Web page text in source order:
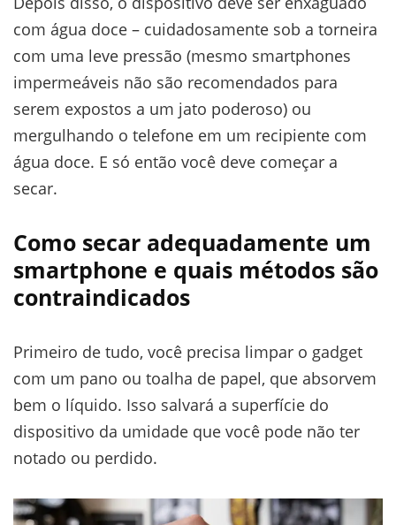
com água doce – cuidadosamente sob a torneira
com uma leve pressão (mesmo smartphones
impermeáveis não são recomendados para
serem expostos a um jato poderoso) ou
mergulhando o telefone em um recipiente com
água doce. E só então você deve começar a
secar.
Como secar adequadamente um
smartphone e quais métodos são
contraindicados
Primeiro de tudo, você precisa limpar o gadget
com um pano ou toalha de papel, que absorvem
bem o líquido. Isso salvará a superfície do
dispositivo da umidade que você pode não ter
notado ou perdido.